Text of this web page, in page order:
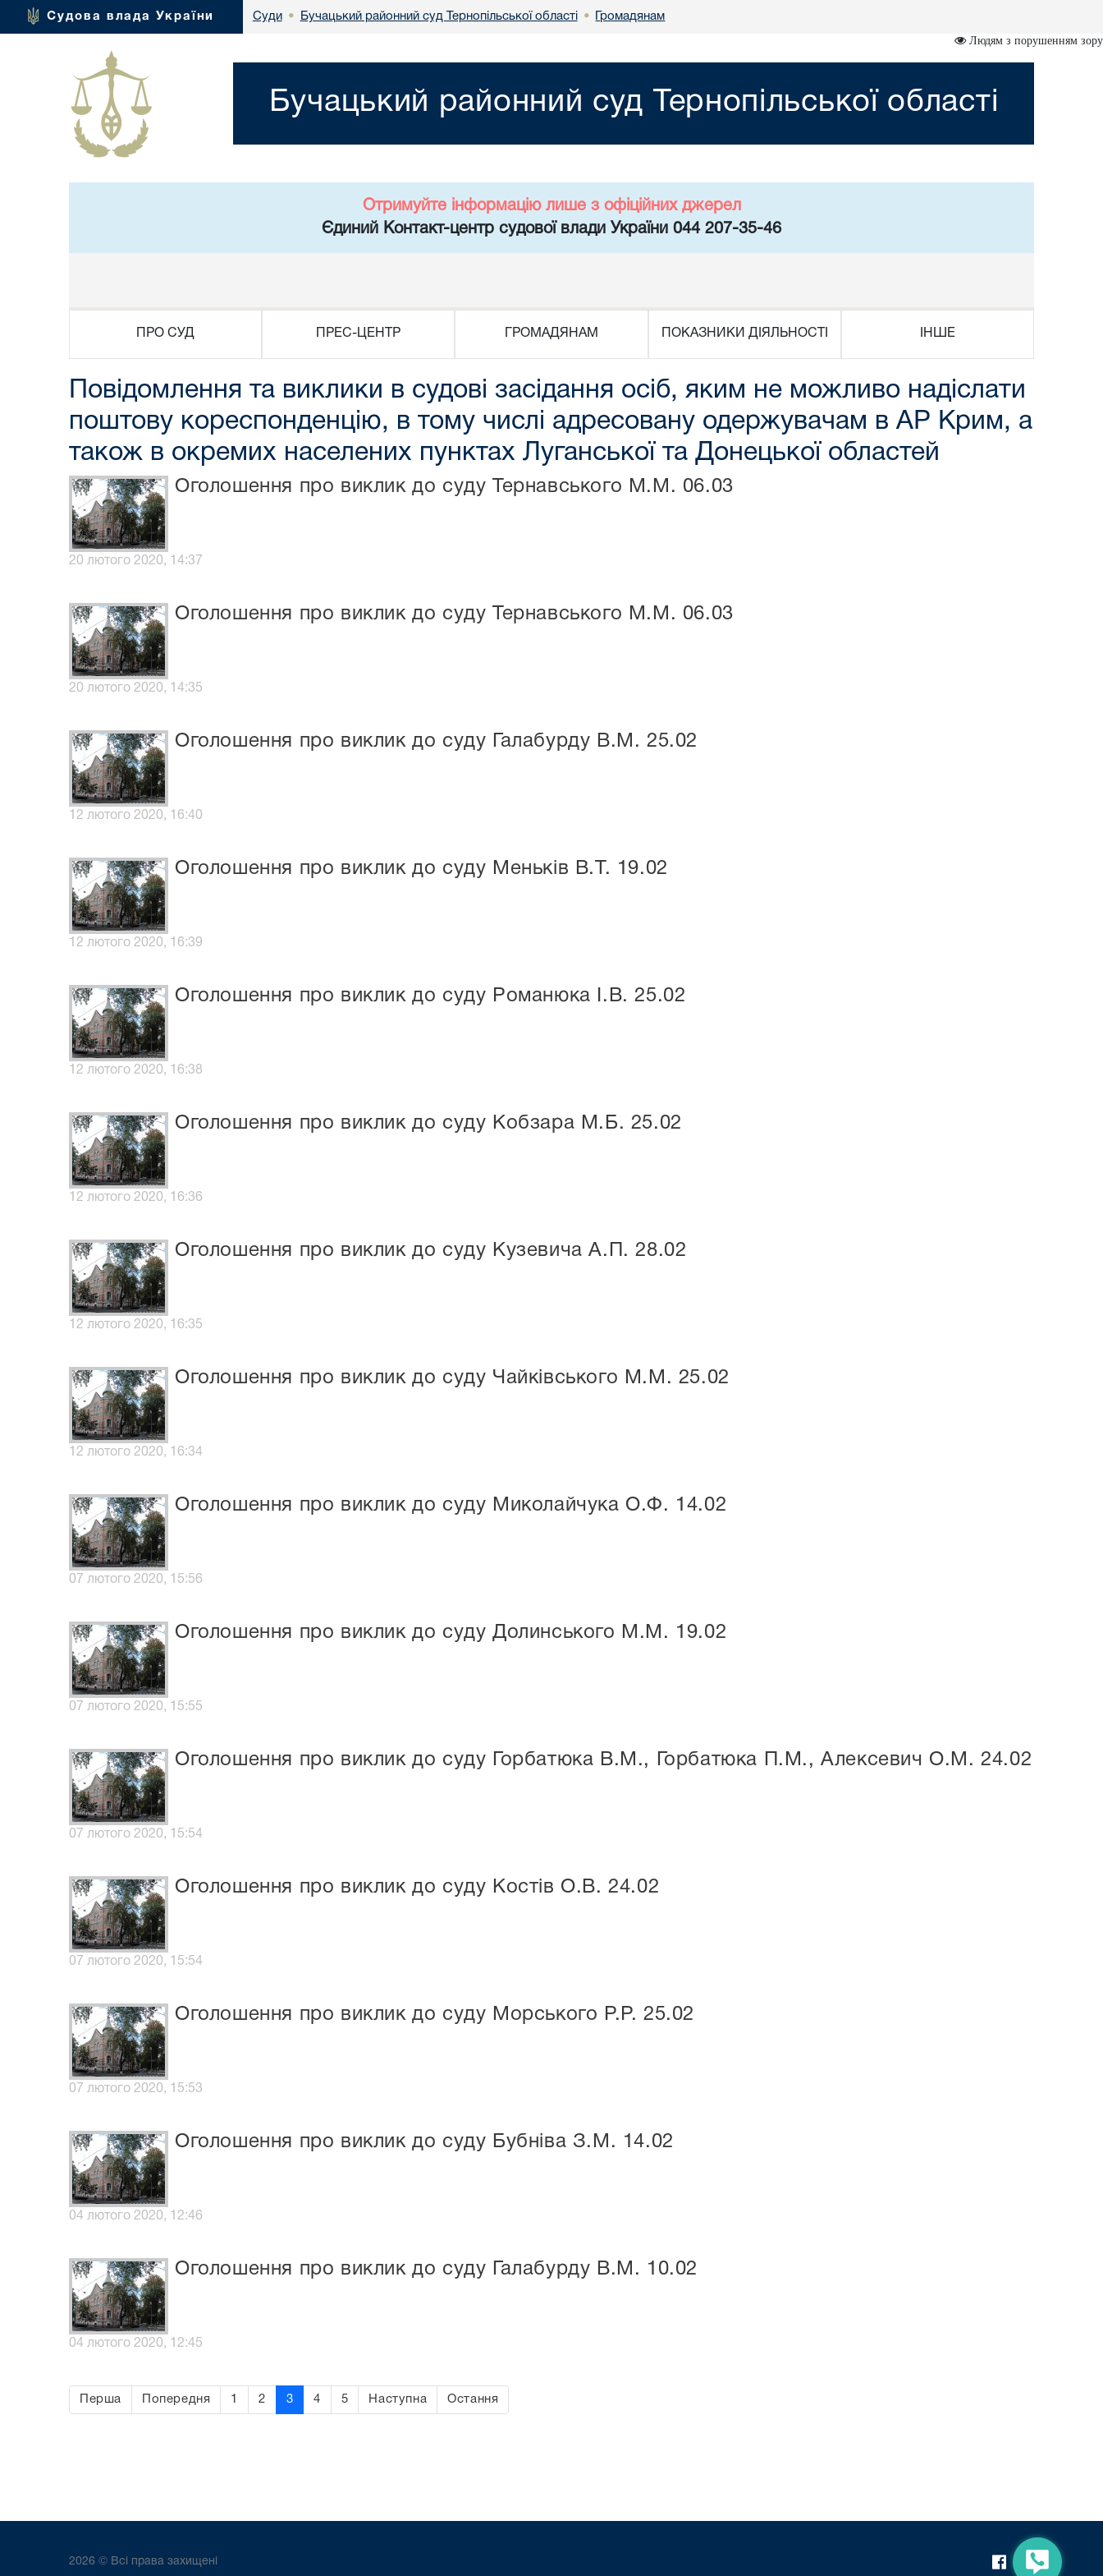
Судова влада України Суди • Бучацький районний суд Тернопільської області • Громадянам
Людям з порушенням зору
Бучацький районний суд Тернопільської області
Отримуйте інформацію лише з офіційних джерел
Єдиний Контакт-центр судової влади України 044 207-35-46
ПРО СУД ПРЕС-ЦЕНТР ГРОМАДЯНАМ ПОКАЗНИКИ ДІЯЛЬНОСТІ ІНШЕ
Повідомлення та виклики в судові засідання осіб, яким не можливо надіслати
поштову кореспонденцію, в тому числі адресовану одержувачам в АР Крим, а
також в окремих населених пунктах Луганської та Донецької областей
Оголошення про виклик до суду Тернавського М.М. 06.03
20 лютого 2020, 14:37
Оголошення про виклик до суду Тернавського М.М. 06.03
20 лютого 2020, 14:35
Оголошення про виклик до суду Галабурду В.М. 25.02
12 лютого 2020, 16:40
Оголошення про виклик до суду Меньків В.Т. 19.02
12 лютого 2020, 16:39
Оголошення про виклик до суду Романюка І.В. 25.02
12 лютого 2020, 16:38
Оголошення про виклик до суду Кобзара М.Б. 25.02
12 лютого 2020, 16:36
Оголошення про виклик до суду Кузевича А.П. 28.02
12 лютого 2020, 16:35
Оголошення про виклик до суду Чайківського М.М. 25.02
12 лютого 2020, 16:34
Оголошення про виклик до суду Миколайчука О.Ф. 14.02
07 лютого 2020, 15:56
Оголошення про виклик до суду Долинського М.М. 19.02
07 лютого 2020, 15:55
Оголошення про виклик до суду Горбатюка В.М., Горбатюка П.М., Алексевич О.М. 24.02
07 лютого 2020, 15:54
Оголошення про виклик до суду Костів О.В. 24.02
07 лютого 2020, 15:54
Оголошення про виклик до суду Морського Р.Р. 25.02
07 лютого 2020, 15:53
Оголошення про виклик до суду Бубніва З.М. 14.02
04 лютого 2020, 12:46
Оголошення про виклик до суду Галабурду В.М. 10.02
04 лютого 2020, 12:45
Перша Попередня 1 2 3 4 5 Наступна Остання
2026 © Всі права захищені